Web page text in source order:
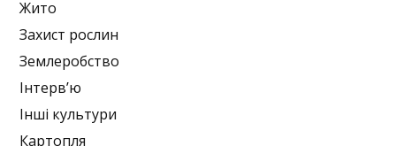
Жито
Захист рослин
Землеробство
Інтерв’ю
Інші культури
Картопля